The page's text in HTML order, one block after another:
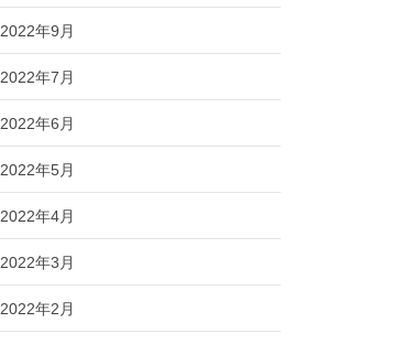
2022年9月
2022年7月
2022年6月
2022年5月
2022年4月
2022年3月
2022年2月